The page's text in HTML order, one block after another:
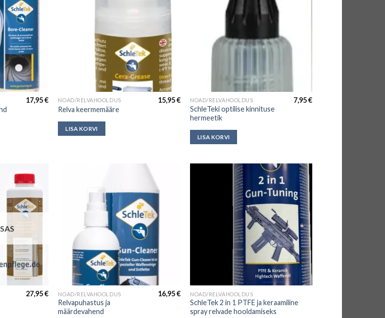
17,95€ NOAD/RELVAHOOLDUS
Relva keermemääre
15,95€
LISA KORVI
NOAD/RELVAHOOLDUS
SchleTeki optilise kinnituse
hermeetik
7,95€
LISA KORVI
27,95€ NOAD/RELVAHOOLDUS
Relvapuhastus ja
määrdevahend
16,95€ NOAD/RELVAHOOLDUS
SchleTek 2 in 1 PTFE ja keraamiline
spray relvade hooldamiseks
This
product